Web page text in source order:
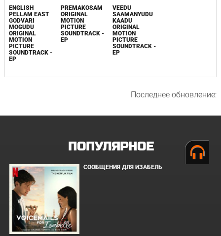
ENGLISH
PELLAM EAST
GODVARI
MOGUDU
ORIGINAL
MOTION
PICTURE
SOUNDTRACK -
EP
PREMAKOSAM
ORIGINAL
MOTION
PICTURE
SOUNDTRACK -
EP
VEEDU
SAAMANYUDU
KAADU
ORIGINAL
MOTION
PICTURE
SOUNDTRACK -
EP
Последнее обновление:
ПОПУЛЯРНОЕ
СООБЩЕНИЯ ДЛЯ ИЗАБЕЛЬ